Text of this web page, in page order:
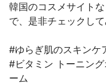
韓国のコスメサイト
で、是非チェックし
#ゆらぎ肌のスキンケ
#ビタミン トーニン
ーム